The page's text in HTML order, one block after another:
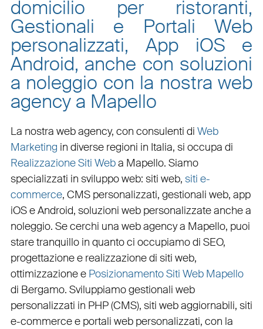
domicilio per ristoranti,
Gestionali e Portali Web
personalizzati, App iOS e
Android, anche con soluzioni
a noleggio con la nostra web
agency a Mapello
La nostra web agency, con consulenti di Web
Marketing in diverse regioni in Italia, si occupa di
Realizzazione Siti Weba Mapello. Siamo
specializzati in sviluppo web: siti web, siti e-
commerce, CMS personalizzati, gestionali web, app
iOS e Android, soluzioni web personalizzateanche a
noleggio. Se cerchi una web agency a Mapello, puoi
stare tranquillo in quanto ci occupiamo di SEO,
progettazione e realizzazione di siti web,
ottimizzazionee Posizionamento Siti Web Mapello
di Bergamo. Sviluppiamogestionali web
personalizzati in PHP(CMS), siti web aggiornabili, siti
e-commercee portali web personalizzati, con la